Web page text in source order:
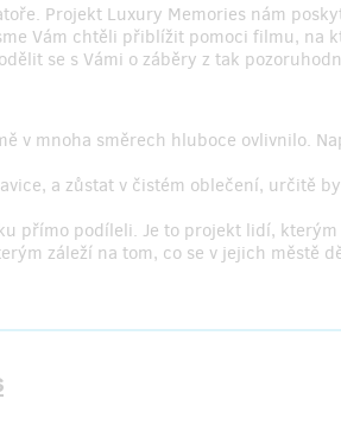
Projekt Luxury Memories nám
Vám chtěli přiblížit pomoci filmu, na
se s Vámi o záběry z tak
v mnoha směrech hluboce ovlivnilo.
a zůstat v čistém oblečení, určitě
přímo podíleli. Je to projekt lidí, kterým
záleží na tom, co se v jejich městě